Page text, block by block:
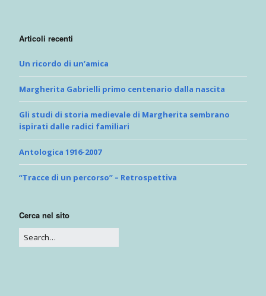
Articoli recenti
Un ricordo di un’amica
Margherita Gabrielli primo centenario dalla nascita
Gli studi di storia medievale di Margherita sembrano
ispirati dalle radici familiari
Antologica 1916-2007
“Tracce di un percorso” – Retrospettiva
Cerca nel sito